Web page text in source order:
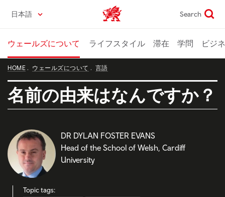
content
日本語 Wales home Search
ウェールズについて ライフスタイル 滞在 学問 ビジ
HOME ウェールズについて 言語
名前の由来はなんですか？
DR DYLAN FOSTER EVANS
Head of the School of Welsh, Cardiff
University
Topic tags: